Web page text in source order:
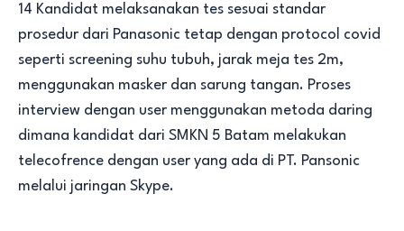
14 Kandidat melaksanakan tes sesuai standar
prosedur dari Panasonic tetap dengan protocol covid
seperti screening suhu tubuh, jarak meja tes 2m,
menggunakan masker dan sarung tangan. Proses
interview dengan user menggunakan metoda daring
dimana kandidat dari SMKN 5 Batam melakukan
telecofrence dengan user yang ada di PT. Pansonic
melalui jaringan Skype.